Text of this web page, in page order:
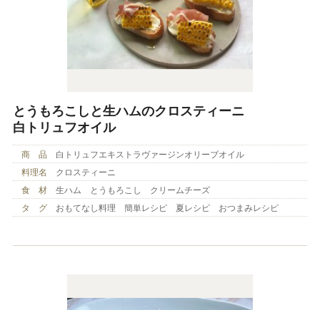
とうもろこしと生ハムのクロスティーニ
白トリュフオイル
商 品
白トリュフエキストラヴァージンオリーブオイル
料理名
クロスティーニ
食 材
生ハム とうもろこし クリームチーズ
タ グ
おもてなし料理 簡単レシピ 夏レシピ おつまみレシピ